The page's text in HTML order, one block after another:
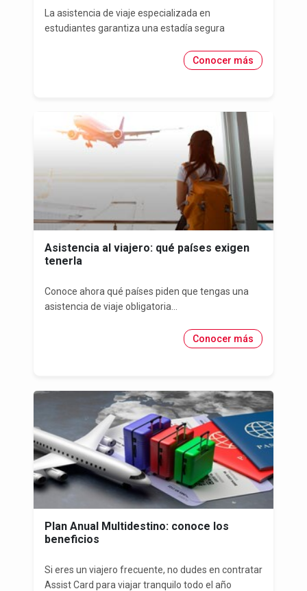
La asistencia de viaje especializada en
estudiantes garantiza una estadía segura
Conocer más
Asistencia al viajero: qué países exigen
tenerla
Conoce ahora qué países piden que tengas una
asistencia de viaje obligatoria...
Conocer más
Plan Anual Multidestino: conoce los
beneficios
Si eres un viajero frecuente, no dudes en contratar
Assist Card para viajar tranquilo todo el año